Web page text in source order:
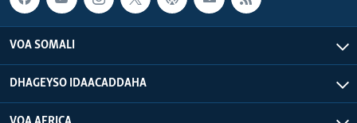
VOA SOMALI
DHAGEYSO IDAACADDAHA